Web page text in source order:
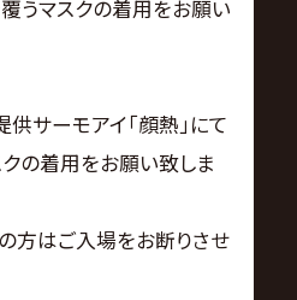
うマスクの着用をお願い
サーモアイ「顔熱」にて
の着用をお願い致しま
はご入場をお断りさせ